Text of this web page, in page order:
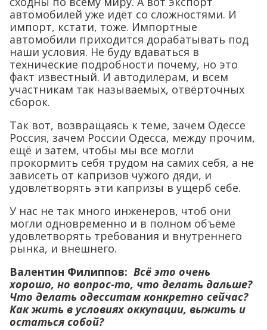
автомобилей уже идёт со сложностями. И
импорт, кстати, тоже. Импортные
автомобили приходится дорабатывать под
наши условия. Не буду вдаваться в
технические подробности почему, но это
факт известный. И автодилерам, и всем
участникам так называемых, отвёрточных
сборок.
Так вот, возвращаясь к теме, зачем Одессе
Россия, зачем России Одесса, между прочим,
ещё и затем, чтобы мы все могли
прокормить себя трудом на самих себя, а не
зависеть от капризов чужого дяди, и
удовлетворять эти капризы в ущерб себе.
У нас не так много инженеров, чтоб они
могли одновременно и в полном объёме
удовлетворять требования и внутреннего
рынка, и внешнего.
Валентин Филиппов: Всё это очень
хорошо, но вопрос-то, что делать дальше?
Что делать одесситам конкретно сейчас?
Как жить в условиях оккупации, выжить и
остаться собой?